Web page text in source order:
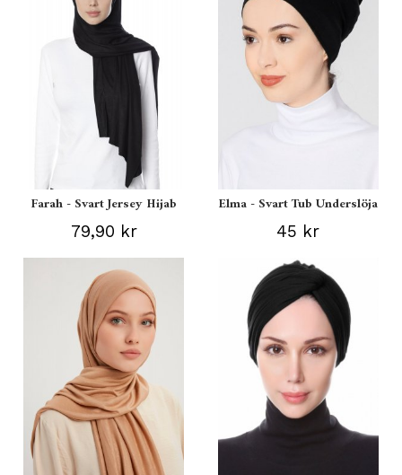
Farah - Svart Jersey Hijab
79,90 kr
Elma - Svart Tub Underslöja
45 kr